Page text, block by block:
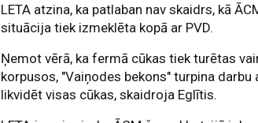
LETA atzina, ka patlaban nav skaidrs, kā
situācija tiek izmeklēta kopā ar PVD.
Ņemot vērā, ka fermā cūkas tiek turētas
korpusos, "Vaiņodes bekons" turpina darbu
likvidēt visas cūkas, skaidroja Eglītis.